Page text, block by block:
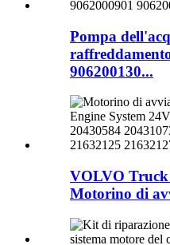
Pompa
906200130...
VOLVO Truck
Motorino di